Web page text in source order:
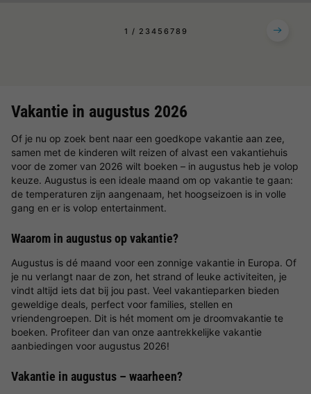
1 2 3 4 5 67 8 9
Vakantie in augustus 2026
Of je nu op zoek bent naar een goedkope vakantie aan zee,
samen met de kinderen wilt reizen of alvast een vakantiehuis
voor de zomer van 2026 wilt boeken – in augustus heb je volop
keuze. Augustus is een ideale maand om op vakantie te gaan:
de temperaturen zijn aangenaam, het hoogseizoen is in volle
gang en er is volop entertainment.
Waarom in augustus op vakantie?
Augustus is dé maand voor een zonnige vakantie in Europa. Of
je nu verlangt naar de zon, het strand of leuke activiteiten, je
vindt altijd iets dat bij jou past. Veel vakantieparken bieden
geweldige deals, perfect voor families, stellen en
vriendengroepen. Dit is hét moment om je droomvakantie te
boeken. Profiteer dan van onze aantrekkelijke vakantie
aanbiedingen voor augustus 2026!
Vakantie in augustus – waarheen?